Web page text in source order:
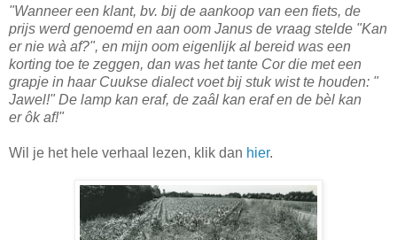
"Wanneer een klant, bv. bij de aankoop van een fiets, de
prijs werd genoemd en aan oom Janus de vraag stelde "Kan
er nie wà af?", en mijn oom eigenlijk al bereid was een
korting toe te zeggen, dan was het tante Cor die met een
grapje in haar Cuukse dialect voet bij stuk wist te houden: "
Jawel!" De lamp kan eraf, de zaâl kan eraf en de bèl kan
er ôk af!"
Wil je het hele verhaal lezen, klik dan hier.